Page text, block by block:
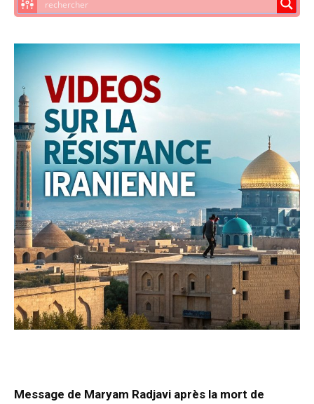
Message de Maryam Radjavi après la mort de